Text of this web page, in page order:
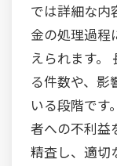
では詳細な内
金の処理過程
えられます。
る件数や、影
いる段階です
者への不利益
精査し、適切